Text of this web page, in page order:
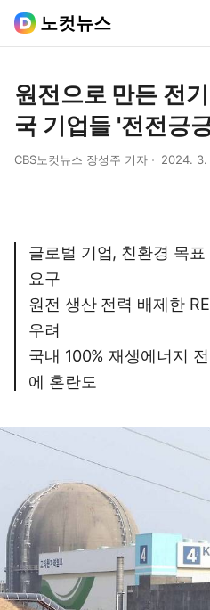
노컷뉴스
원전으로 만든 전
국 기업들 '전전긍
CBS노컷뉴스 장성주 기자 2024.
글로벌 기업, 친환경 목
요구
원전 생산 전력 배제한
우려
국내 100% 재생에너지
에 혼란도